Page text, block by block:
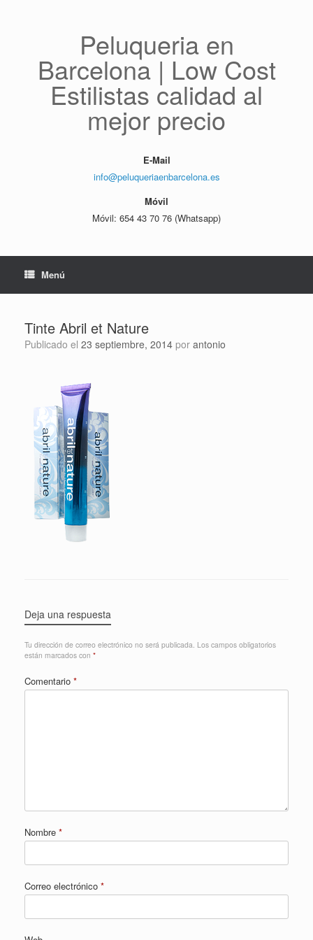
Peluqueria en
Barcelona | Low Cost
Estilistas calidad al
mejor precio
E-Mail
info@peluqueriaenbarcelona.es
Móvil
Móvil: 654 43 70 76 (Whatsapp)
Menú
Tinte Abril et Nature
Publicado el 23 septiembre, 2014 por antonio
Deja una respuesta
Tu dirección de correo electrónico no será publicada. Los campos obligatorios
están marcados con *
Comentario *
Nombre *
Correo electrónico *